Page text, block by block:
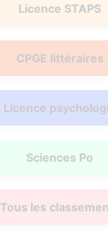
Licence STAPS
CPGE littéraires
Licence
Sciences Po
Tous les